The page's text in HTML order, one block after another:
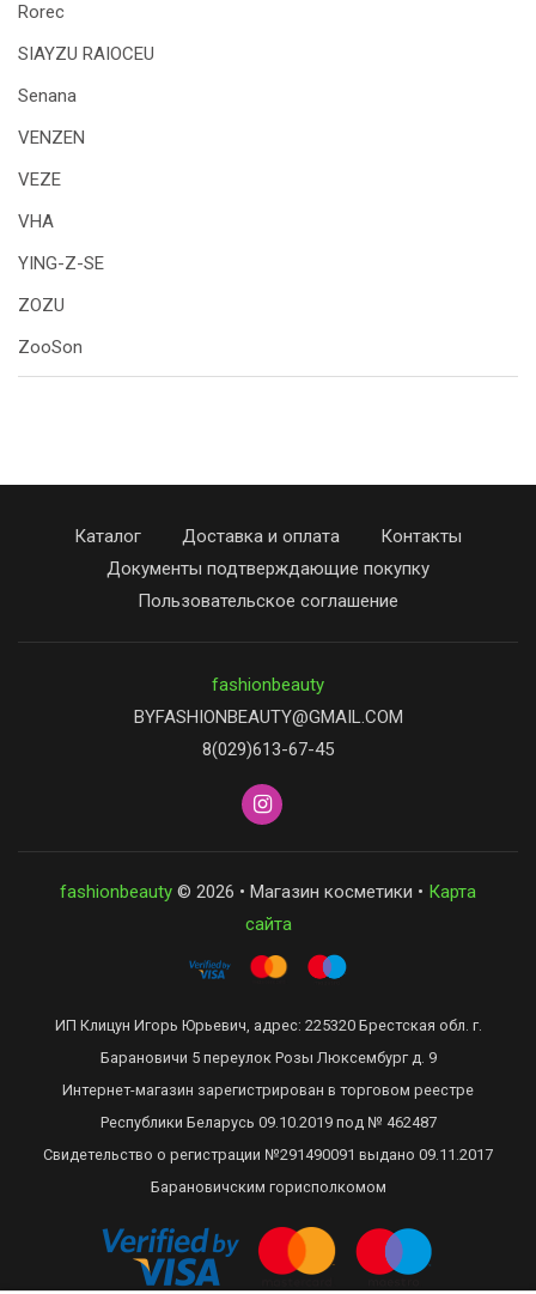
Rorec
SIAYZU RAIOCEU
Senana
VENZEN
VEZE
VHA
YING-Z-SE
ZOZU
ZooSon
Каталог Доставка и оплата
Контакты
Документы подтверждающие покупку
Пользовательское соглашение
fashionbeauty
BYFASHIONBEAUTY@GMAIL.COM
8(029)613-67-45
fashionbeauty © 2026 • Магазин косметики • Карта
сайта
ИП Клицун Игорь Юрьевич, адрес: 225320 Брестская обл. г.
Барановичи 5 переулок Розы Люксембург д. 9
Интернет-магазин зарегистрирован в торговом реестре
Республики Беларусь 09.10.2019 под № 462487
Свидетельство о регистрации №291490091 выдано 09.11.2017
Барановичским горисполкомом